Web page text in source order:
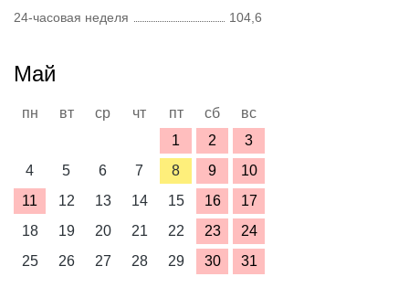
24-часовая неделя
104,6
Май
пн вт ср чт пт сб
вс
1
2
3
4
5 6 7 8 9
10
11
12 13 14 15 16
17
18
19 20 21 22 23
24
25
26 27 28 29 30 31